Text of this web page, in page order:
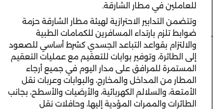
للعاملين في مطار الشارقة.
وتتضمن التدابير الاحترازية لهيئة مطار الشارقة حزمة
ضوابط تلزم بارتداء المسافرين للكمامات الطبية
والالتزام بقواعد التباعد الجسدي كشرط أساسي للصعود
إلى الطائرة، وتوفير بوابات للتعقيم مع عمليات التعقيم
المستمرة للمرافق على مدار اليوم في جميع أرجاء
المطار من المداخل والمخارج، والبوابات وعربات نقل
الأمتعة، والسلالم الكهربائية، والأرضيات والأسطح، بجانب
الطائرات والممرات المؤدية إليها، وحافلات نقل